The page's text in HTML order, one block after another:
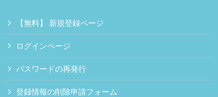
【無料】 新規登録ページ
ログインページ
パスワードの再発行
登録情報の削除申請フォーム